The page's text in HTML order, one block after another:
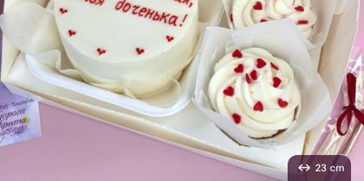
23 cm